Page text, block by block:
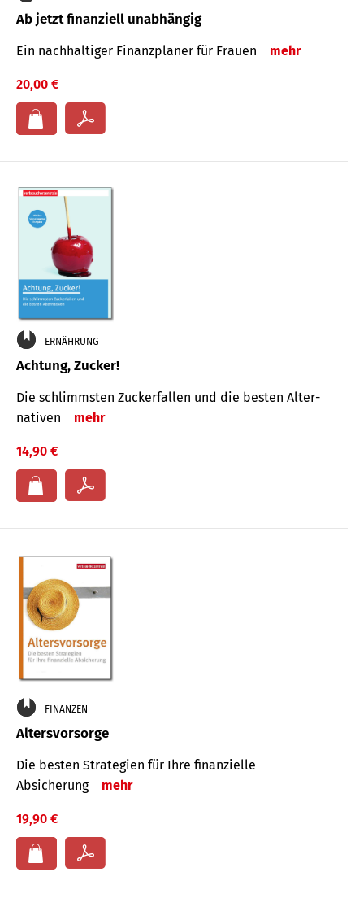
Ab jetzt finanziell unabhängig
Ein nachhaltiger Finanzplaner für Frauen mehr
20,00 €
ERNÄHRUNG
Achtung, Zucker!
Die schlimmsten Zucker­fallen und die besten Alter­
nativen
mehr
14,90 €
FINANZEN
Altersvorsorge
Die besten Strategien für Ihre finanzielle
Absicherung
mehr
19,90 €